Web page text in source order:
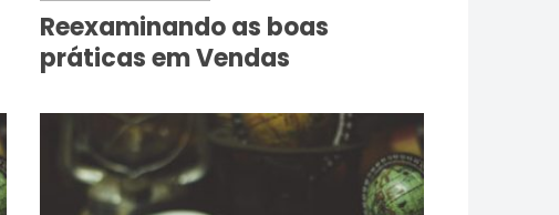
Reexaminando as boas
práticas em Vendas